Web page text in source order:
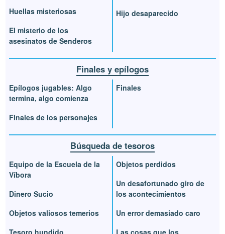
Huellas misteriosas
El misterio de los
asesinatos de Senderos
Hijo desaparecido
Finales y epílogos
Epílogos jugables: Algo
termina, algo comienza
Finales de los personajes
Finales
Búsqueda de tesoros
Equipo de la Escuela de la
Víbora
Dinero Sucio
Objetos valiosos temerios
Tesoro hundido
Objetos perdidos
Un desafortunado giro de
los acontecimientos
Un error demasiado caro
Las cosas que los